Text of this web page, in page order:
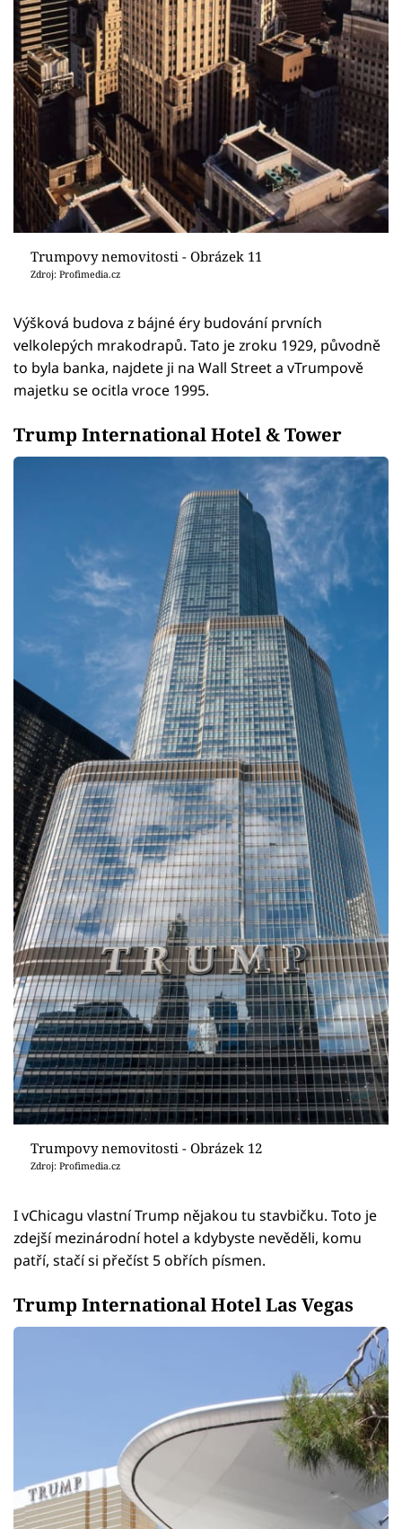
Trumpovy nemovitosti - Obrázek 11
Zdroj: Profimedia.cz
Výšková budova z bájné éry budování prvních
velkolepých mrakodrapů. Tato je zroku 1929, původně
to byla banka, najdete ji na Wall Street a vTrumpově
majetku se ocitla vroce 1995.
Trump International Hotel & Tower
Trumpovy nemovitosti - Obrázek 12
Zdroj: Profimedia.cz
I vChicagu vlastní Trump nějakou tu stavbičku. Toto je
zdejší mezinárodní hotel a kdybyste nevěděli, komu
patří, stačí si přečíst 5 obřích písmen.
Trump International Hotel Las Vegas